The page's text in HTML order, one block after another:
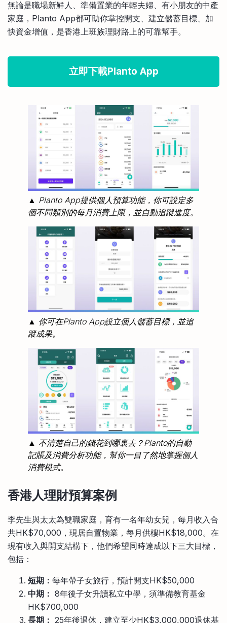
無論是職場新鮮人、準備置業的年輕夫婦、有小朋友的中產
家庭，Planto App都可助你掌控開支、建立儲蓄目標、加
快資金增值，是香港上班族理財路上的可靠幫手。
立即下載Planto App
▲ Planto App提供個人預算功能，你可設定多
個不同類別的每月消費上限，並自動追蹤進度。
▲ 你可在Planto App設立個人儲蓄目標，並追
蹤成果。
▲ 不清楚自己的錢花到哪裏去？Planto的自動
記賬及消費分析功能，幫你一目了然地掌握個人
消費模式。
香港人理財預算案例
李先生與太太為雙職家庭，育有一名年幼女兒，每月收入合
共HK$70,000，現居自置物業，每月供樓HK$18,000。在
現有收入與開支結構下，他們希望同時達成以下三大目標，
包括：
短期： 每年帶子女旅行，預計開支HK$50,000
中期： 8年後子女升讀私立中學，須準備教育基金
HK$700,000
長期： 25年後退休，建立至少HK$3,000,000退休基